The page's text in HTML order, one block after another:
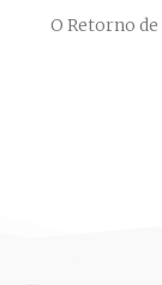
O Retorno